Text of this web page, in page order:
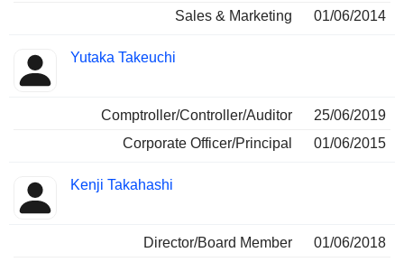
Sales & Marketing
01/06/2014
Yutaka Takeuchi
Comptroller/Controller/Auditor
25/06/2019
Corporate Officer/Principal
01/06/2015
Kenji Takahashi
Director/Board Member
01/06/2018